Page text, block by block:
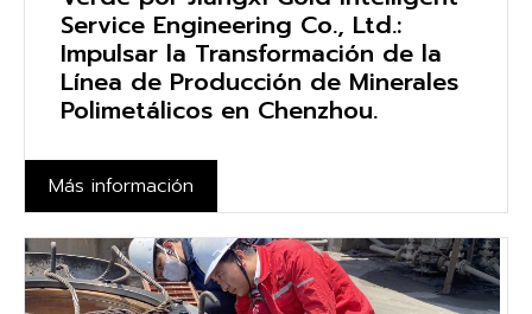
Service Engineering Co., Ltd.:
Impulsar la Transformación de la
Línea de Producción de Minerales
Polimetálicos en Chenzhou.
Más información